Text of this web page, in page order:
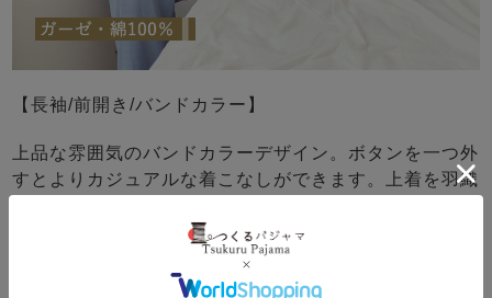
【長袖/前開き/バンドカラー】
上品な雰囲気のバンドカラーデザイン。ボタンを一つ外
すとよりカジュアルな着こなしができます。上着を羽織